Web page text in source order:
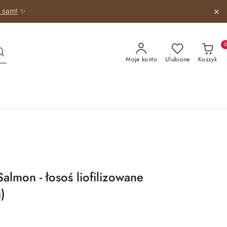
Moje konto Ulubione Koszyk
0
- łosoś liofilizowane